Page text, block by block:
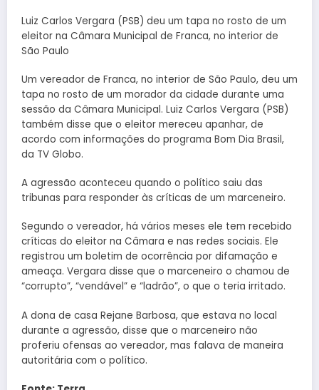
Luiz Carlos Vergara (PSB) deu um tapa no rosto de um
eleitor na Câmara Municipal de Franca, no interior de
São Paulo
Um vereador de Franca, no interior de São Paulo, deu um
tapa no rosto de um morador da cidade durante uma
sessão da Câmara Municipal. Luiz Carlos Vergara (PSB)
também disse que o eleitor mereceu apanhar, de
acordo com informações do programa Bom Dia Brasil,
da TV Globo.
A agressão aconteceu quando o político saiu das
tribunas para responder às críticas de um marceneiro.
Segundo o vereador, há vários meses ele tem recebido
críticas do eleitor na Câmara e nas redes sociais. Ele
registrou um boletim de ocorrência por difamação e
ameaça. Vergara disse que o marceneiro o chamou de
“corrupto”, “vendável” e “ladrão”, o que o teria irritado.
A dona de casa Rejane Barbosa, que estava no local
durante a agressão, disse que o marceneiro não
proferiu ofensas ao vereador, mas falava de maneira
autoritária com o político.